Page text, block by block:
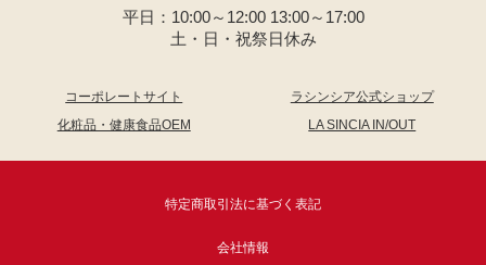
平日：10:00～12:00 13:00～17:00
土・日・祝祭日休み
コーポレートサイト
ラシンシア公式ショップ
化粧品・健康食品OEM
LA SINCIA IN/OUT
特定商取引法に基づく表記
会社情報